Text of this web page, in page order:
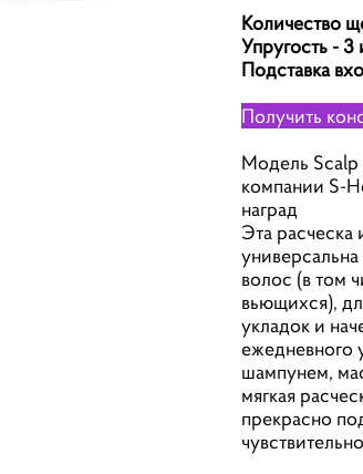
Количество
Упругость - 3
Подставка
Получить
Модель Scalp
компании S-
наград
Эта расческа
волос (в том
вьющихся),
укладок и
ежедневного
шампунем,
мягкая
прекрасно